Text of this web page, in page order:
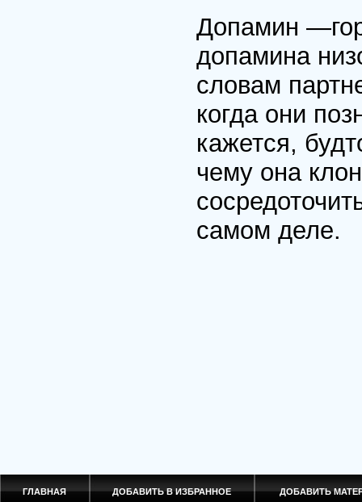
Допамин
допамина
словам
когда они
кажется,
чему она
самом деле.
ГЛАВНАЯ ДОБАВИТЬ В ИЗБРАННОЕ ДОБАВИТЬ